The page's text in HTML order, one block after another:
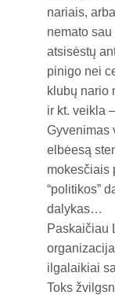
nariais,
nemato
atsisėstų
pinigo nei
klubų nario
ir kt. veikla
Gyvenimas
elbėesą
mokesčiais
“politikos”
dalykas…
Paskaičiau
ilgalaikiai
Toks